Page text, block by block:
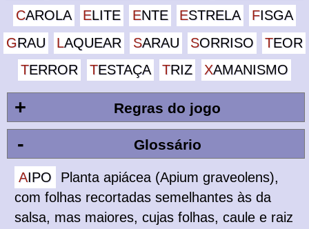
CAROLA
ELITE ENTE ESTRELA
FISGA
GRAU
LAQUEAR SARAU SORRISO
TEOR
TERROR
TESTAÇA TRIZ XAMANISMO
+ Regras do jogo
- Glossário
AIPO
Planta apiácea (Apium graveolens),
com folhas recortadas semelhantes às da
salsa, mas maiores, cujas folhas, caule e raiz